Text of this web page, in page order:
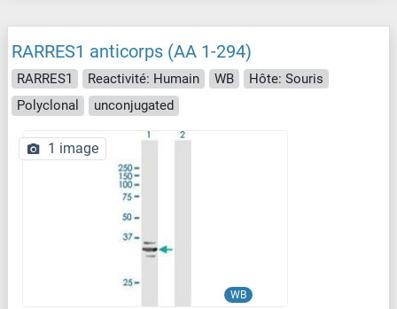
RARRES1 anticorps (AA 1-294)
RARRES1 Reactivité: Humain WB
Hôte: Souris
Polyclonal
unconjugated
WB
1 image